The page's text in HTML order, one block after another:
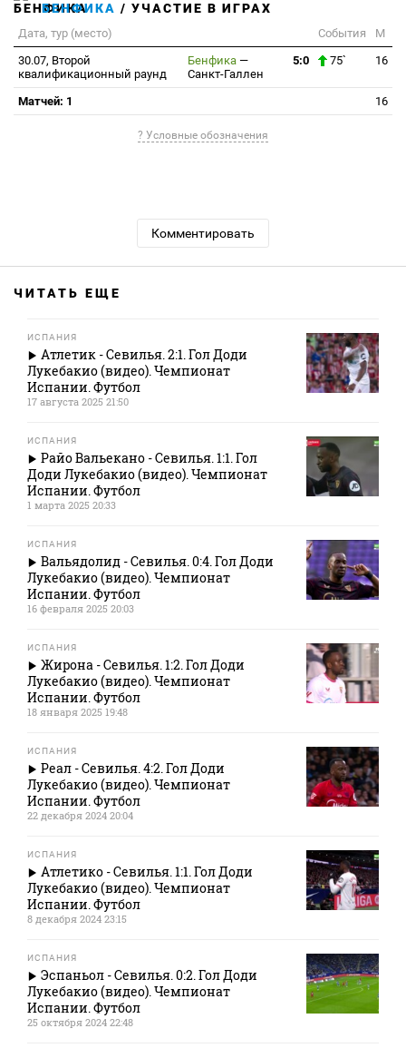
БЕНФИКА / УЧАСТИЕ В ИГРАХ
Дата, тур (место) События
М
30.07, Второй
квалификационный раунд
Бенфика —
Санкт-Галлен
5:0 75` 16
Матчей: 1 16
? Условные обозначения
Комментировать
ЧИТАТЬ ЕЩЕ
ИСПАНИЯ
Атлетик - Севилья. 2:1. Гол Доди
Лукебакио (видео). Чемпионат
Испании. Футбол
17 августа 2025 21:50
ИСПАНИЯ
Райо Вальекано - Севилья. 1:1. Гол
Доди Лукебакио (видео). Чемпионат
Испании. Футбол
1 марта 2025 20:33
ИСПАНИЯ
Вальядолид - Севилья. 0:4. Гол Доди
Лукебакио (видео). Чемпионат
Испании. Футбол
16 февраля 2025 20:03
ИСПАНИЯ
Жирона - Севилья. 1:2. Гол Доди
Лукебакио (видео). Чемпионат
Испании. Футбол
18 января 2025 19:48
ИСПАНИЯ
Реал - Севилья. 4:2. Гол Доди
Лукебакио (видео). Чемпионат
Испании. Футбол
22 декабря 2024 20:04
ИСПАНИЯ
Атлетико - Севилья. 1:1. Гол Доди
Лукебакио (видео). Чемпионат
Испании. Футбол
8 декабря 2024 23:15
ИСПАНИЯ
Эспаньол - Севилья. 0:2. Гол Доди
Лукебакио (видео). Чемпионат
Испании. Футбол
25 октября 2024 22:48